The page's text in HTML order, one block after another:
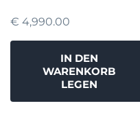
€ 4,990.00
IN DEN
WARENKORB
LEGEN